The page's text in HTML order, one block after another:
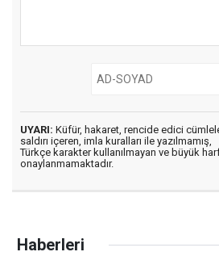
UYARI: Küfür, hakaret, rencide edici
saldırı içeren, imla kuralları ile yazılmamış,
Türkçe karakter kullanılmayan ve büyük
onaylanmamaktadır.
Haberleri